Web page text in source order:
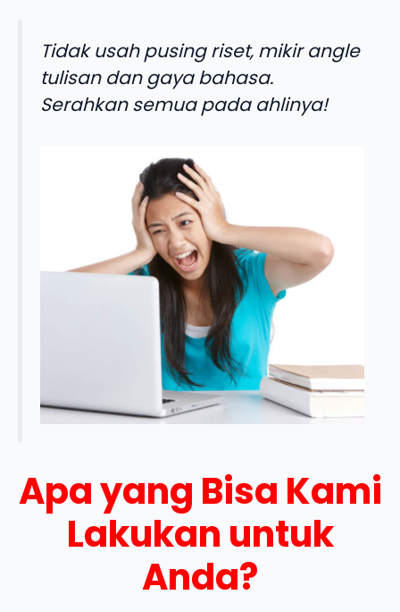
Tidak usah pusing riset, mikir angle
tulisan dan gaya bahasa.
Serahkan semua pada ahlinya!
Apa yang Bisa Kami
Lakukan untuk
Anda?